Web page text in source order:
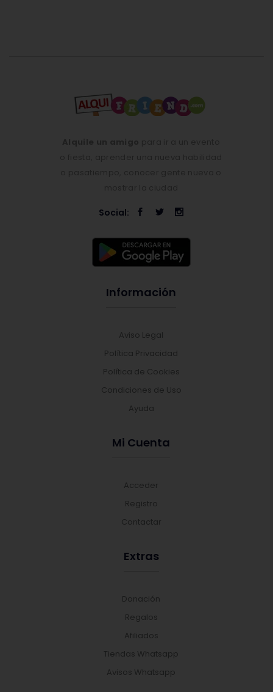
Social:
Información
Aviso Legal
Política Privacidad
Política de Cookies
Condiciones de Uso
Ayuda
Mi Cuenta
Acceder
Registro
Contactar
Extras
Donación
Regalos
Afiliados
Tiendas Whatsapp
Avisos Whatsapp